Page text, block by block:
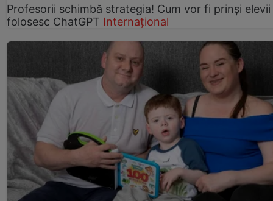
Profesorii schimbă strategia! Cum vor fi prinși elevii
folosesc ChatGPT Internațional